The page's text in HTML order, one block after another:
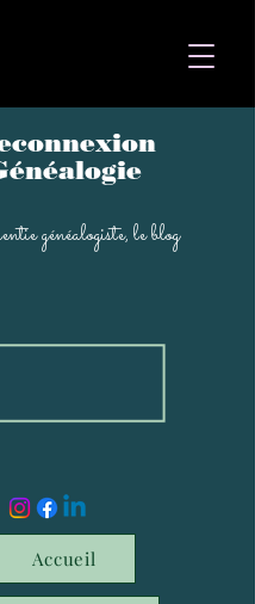
e
généalogiste, le blog
Accueil